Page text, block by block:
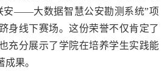
安——大数据智慧公安勘测系统”项
身线下赛场。这份荣誉不仅肯定了
充分展示了学院在培养学生实践能
果。